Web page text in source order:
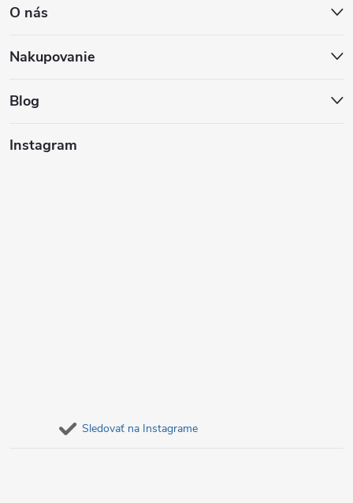
p
ä
O nás
Nakupovanie
Blog
Instagram
Sledovať na Instagrame